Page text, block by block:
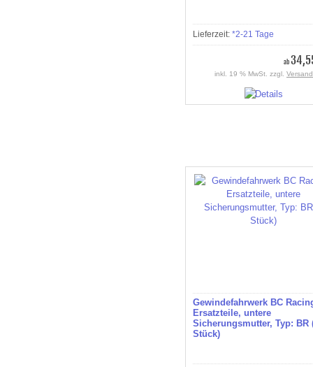
Lieferzeit: *2-21 Tage
ab
inkl. 19 % MwSt. zzgl.
Gewindefahrwerk BC
Ersatzteile, untere
Sicherungsmutter, Typ: BR
Stück)